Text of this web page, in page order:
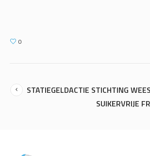
0
STATIEGELDACTIE STICHTING
SUIKERVRIJE